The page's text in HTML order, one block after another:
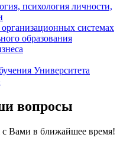
психология личности,
системах
образования
Университета
вопросы
с Вами в ближайшее время!